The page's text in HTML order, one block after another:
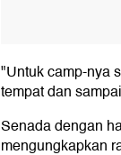
"Untuk camp-nya
tempat dan
Senada dengan
mengungkapkan